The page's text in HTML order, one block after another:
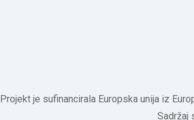
Projekt je sufinancirala Europska unija iz
Sadržaj